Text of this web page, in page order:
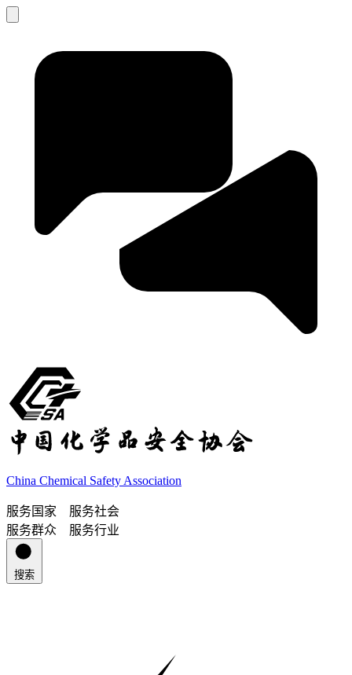
China Chemical Safety Association
服务国家 服务社会
服务群众 服务行业
搜索